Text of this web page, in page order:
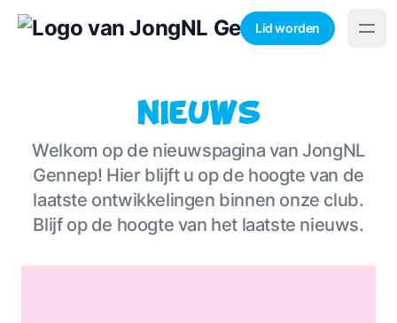
Lid worden
Nieuws
Welkom op de nieuwspagina van JongNL
Gennep! Hier blijft u op de hoogte van de
laatste ontwikkelingen binnen onze club.
Blijf op de hoogte van het laatste nieuws.